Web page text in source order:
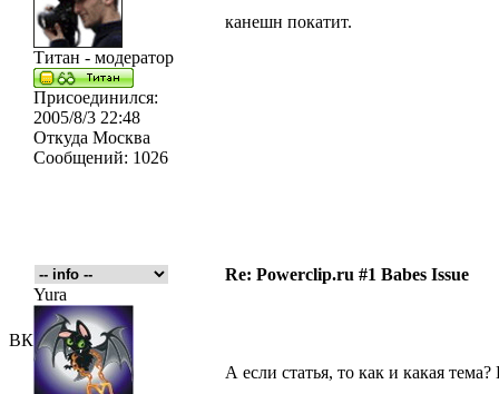
ВК
Титан - модератор
Присоединился:
2005/8/3 22:48
Откуда Москва
Сообщений: 1026
канешн покатит.
Re: Powerclip.ru #1 Babes Issue
Yura
А если статья, то как и какая